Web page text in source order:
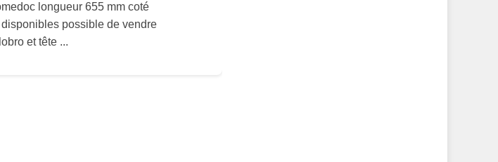
longueur 655 mm coté
possible de vendre
et tête ...